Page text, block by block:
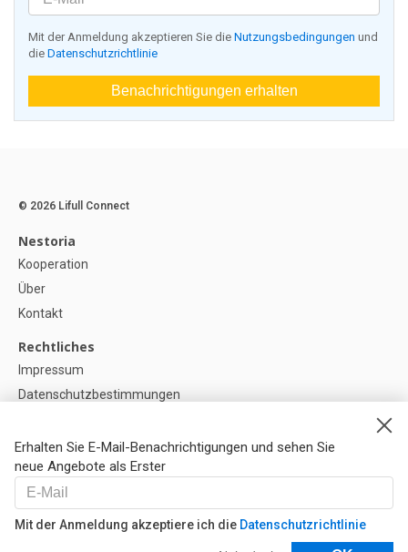
Mit der Anmeldung akzeptieren Sie die Nutzungsbedingungen und
die Datenschutzrichtlinie
Benachrichtigungen erhalten
Erhalten Sie E-Mail-Benachrichtigungen und sehen Sie
neue Angebote als Erster
Mit der Anmeldung akzeptiere ich die Datenschutzrichtlinie
© 2026 Lifull Connect
Nestoria
Kooperation
Über
Kontakt
Rechtliches
Impressum
Datenschutzbestimmungen
Cookie-Einstellunge
Hilfe
FAQ
Unsere Partner